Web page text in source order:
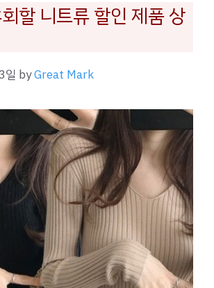
할 니트류 할인 제품 상
일 byGreat Mark